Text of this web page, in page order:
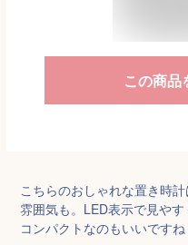
この商品
こちらのおしゃれな置き時
雰囲気も。LED表示で見やす
コンパクトなのもいいですね